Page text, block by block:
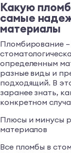
Какую
самые
материалы
Пломбирование –
определенным
разные виды и
подходящий. В
заранее знать,
конкретном
Плюсы и минусы
материалов
Все пломбы в